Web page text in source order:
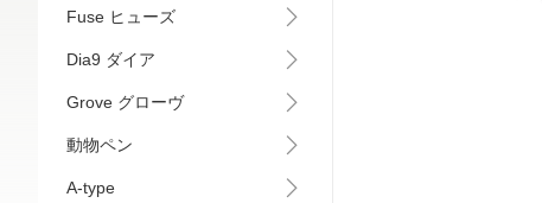
Fuse ヒューズ
Dia9 ダイア
Grove グローヴ
動物ペン
A-type